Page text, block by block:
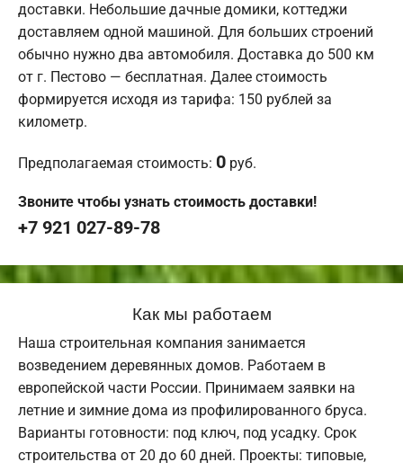
доставки. Небольшие дачные домики, коттеджи
доставляем одной машиной. Для больших строений
обычно нужно два автомобиля. Доставка до 500 км
от г. Пестово — бесплатная. Далее стоимость
формируется исходя из тарифа: 150 рублей за
километр.
Предполагаемая стоимость: 0 руб.
Звоните чтобы узнать стоимость доставки!
+7 921 027-89-78
Как мы работаем
Наша строительная компания занимается
возведением деревянных домов. Работаем в
европейской части России. Принимаем заявки на
летние и зимние дома из профилированного бруса.
Варианты готовности: под ключ, под усадку. Срок
строительства от 20 до 60 дней. Проекты: типовые,